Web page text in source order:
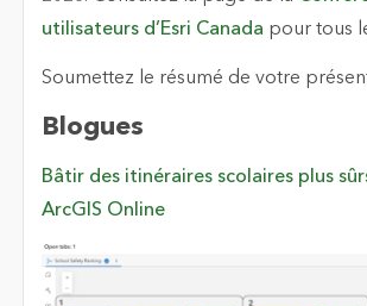
utilisateurs d’Esri Canada pour tous
Soumettez le résumé de votre
Blogues
Bâtir des itinéraires scolaires plus
ArcGIS Online